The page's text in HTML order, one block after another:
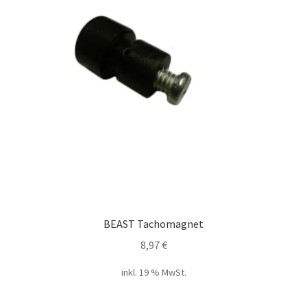
BEAST Tachomagnet
8,97€
inkl. 19 % MwSt.